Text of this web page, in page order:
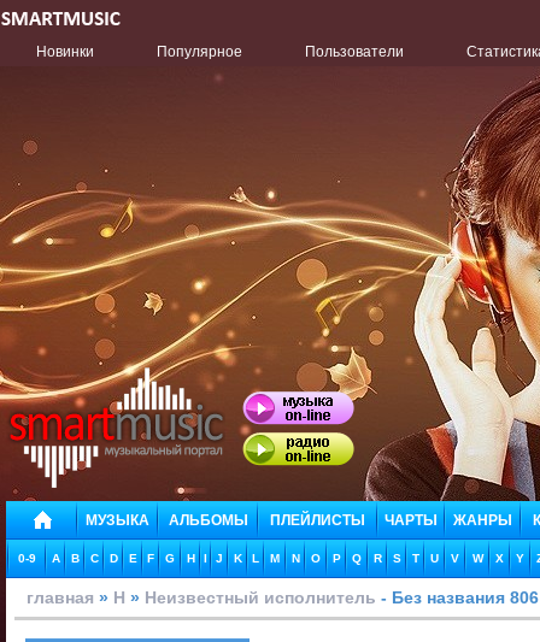
Новинки Популярное Пользователи
МУЗЫКА АЛЬБОМЫ ПЛЕЙЛИСТЫ ЧАРТЫ ЖАНРЫ
0-9 A B C D E F G H I J K L M N O P Q R S T U V W X Y
главная » Н » Неизвестный исполнитель - Без названия 806